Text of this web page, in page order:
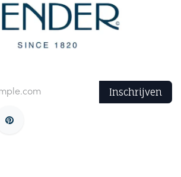
Inschrijven